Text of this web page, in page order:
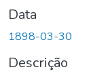
Data
1898-03-30
Descrição